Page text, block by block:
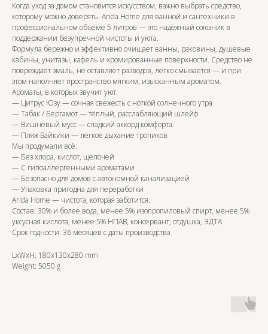
Когда уход за домом становится искусством, важно выбрать средство,
которому можно доверять. Arida Home для ванной и сантехники в
профессиональном объёме 5 литров — это надёжный союзник в
поддержании безупречной чистоты и уюта.
Формула бережно и эффективно очищает ванны, раковины, душевые
кабины, унитазы, кафель и хромированные поверхности. Средство не
повреждает эмаль, не оставляет разводов, легко смывается — и при
этом наполняет пространство мягким, изысканным ароматом.
Ароматы, в которых звучит уют:
— Цитрус Юзу — сочная свежесть с ноткой солнечного утра
— Табак / Бергамот — тёплый, расслабляющий шлейф
— Вишнёвый мусс — сладкий аккорд комфорта
— Пляж Вайкики — лёгкое дыхание тропиков
Мы продумали всё:
— Без хлора, кислот, щелочей
— С гипоаллергенными ароматами
— Безопасно для домов с автономной канализацией
— Упаковка пригодна для переработки
Arida Home — чистота, которая заботится.
Состав: 30% и более вода, менее 5% изопропиловый спирт, менее 5%
уксусная кислота, менее 5% НПАВ, консервант, отдушка, ЭДТА
Срок годности: 36 месяцев с даты производства
LxWxH: 180x130x280 mm
Weight: 5050 g